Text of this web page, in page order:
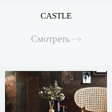
CASTLE
Смотреть